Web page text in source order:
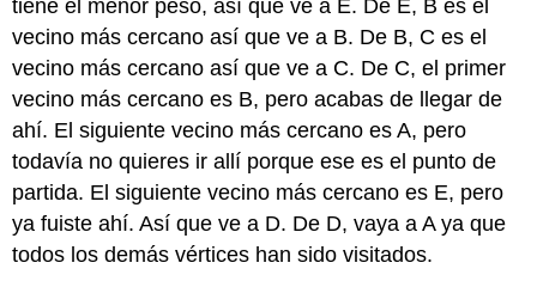
tiene el menor peso, así que ve a E. De E, B es el
vecino más cercano así que ve a B. De B, C es el
vecino más cercano así que ve a C. De C, el primer
vecino más cercano es B, pero acabas de llegar de
ahí. El siguiente vecino más cercano es A, pero
todavía no quieres ir allí porque ese es el punto de
partida. El siguiente vecino más cercano es E, pero
ya fuiste ahí. Así que ve a D. De D, vaya a A ya que
todos los demás vértices han sido visitados.